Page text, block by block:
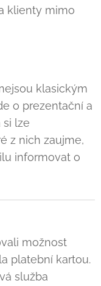
klienty mimo
klasickým
o prezentační a
si lze
z nich zaujme,
informovat o
možnost
platební kartou.
služba